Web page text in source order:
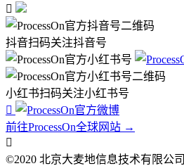

抖音扫码关注抖音号
小红书扫码关注小红书号

前往ProcessOn全球网站 →

©2020 北京大麦地信息技术有限公司